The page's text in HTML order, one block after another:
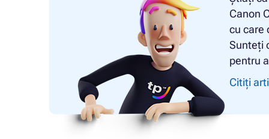
Canon
cu care
Sunteți
pentru
Citiți